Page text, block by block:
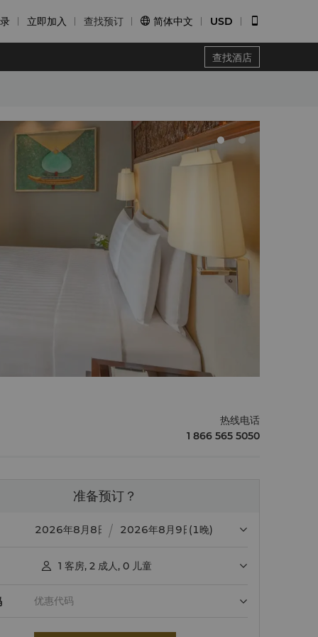
立即加入 查找预订  简体中文 USD
查找酒店
热线电话
1 866 565 5050
准备预订？
(1晚)
 1 客房, 2 成人 , 0 儿童